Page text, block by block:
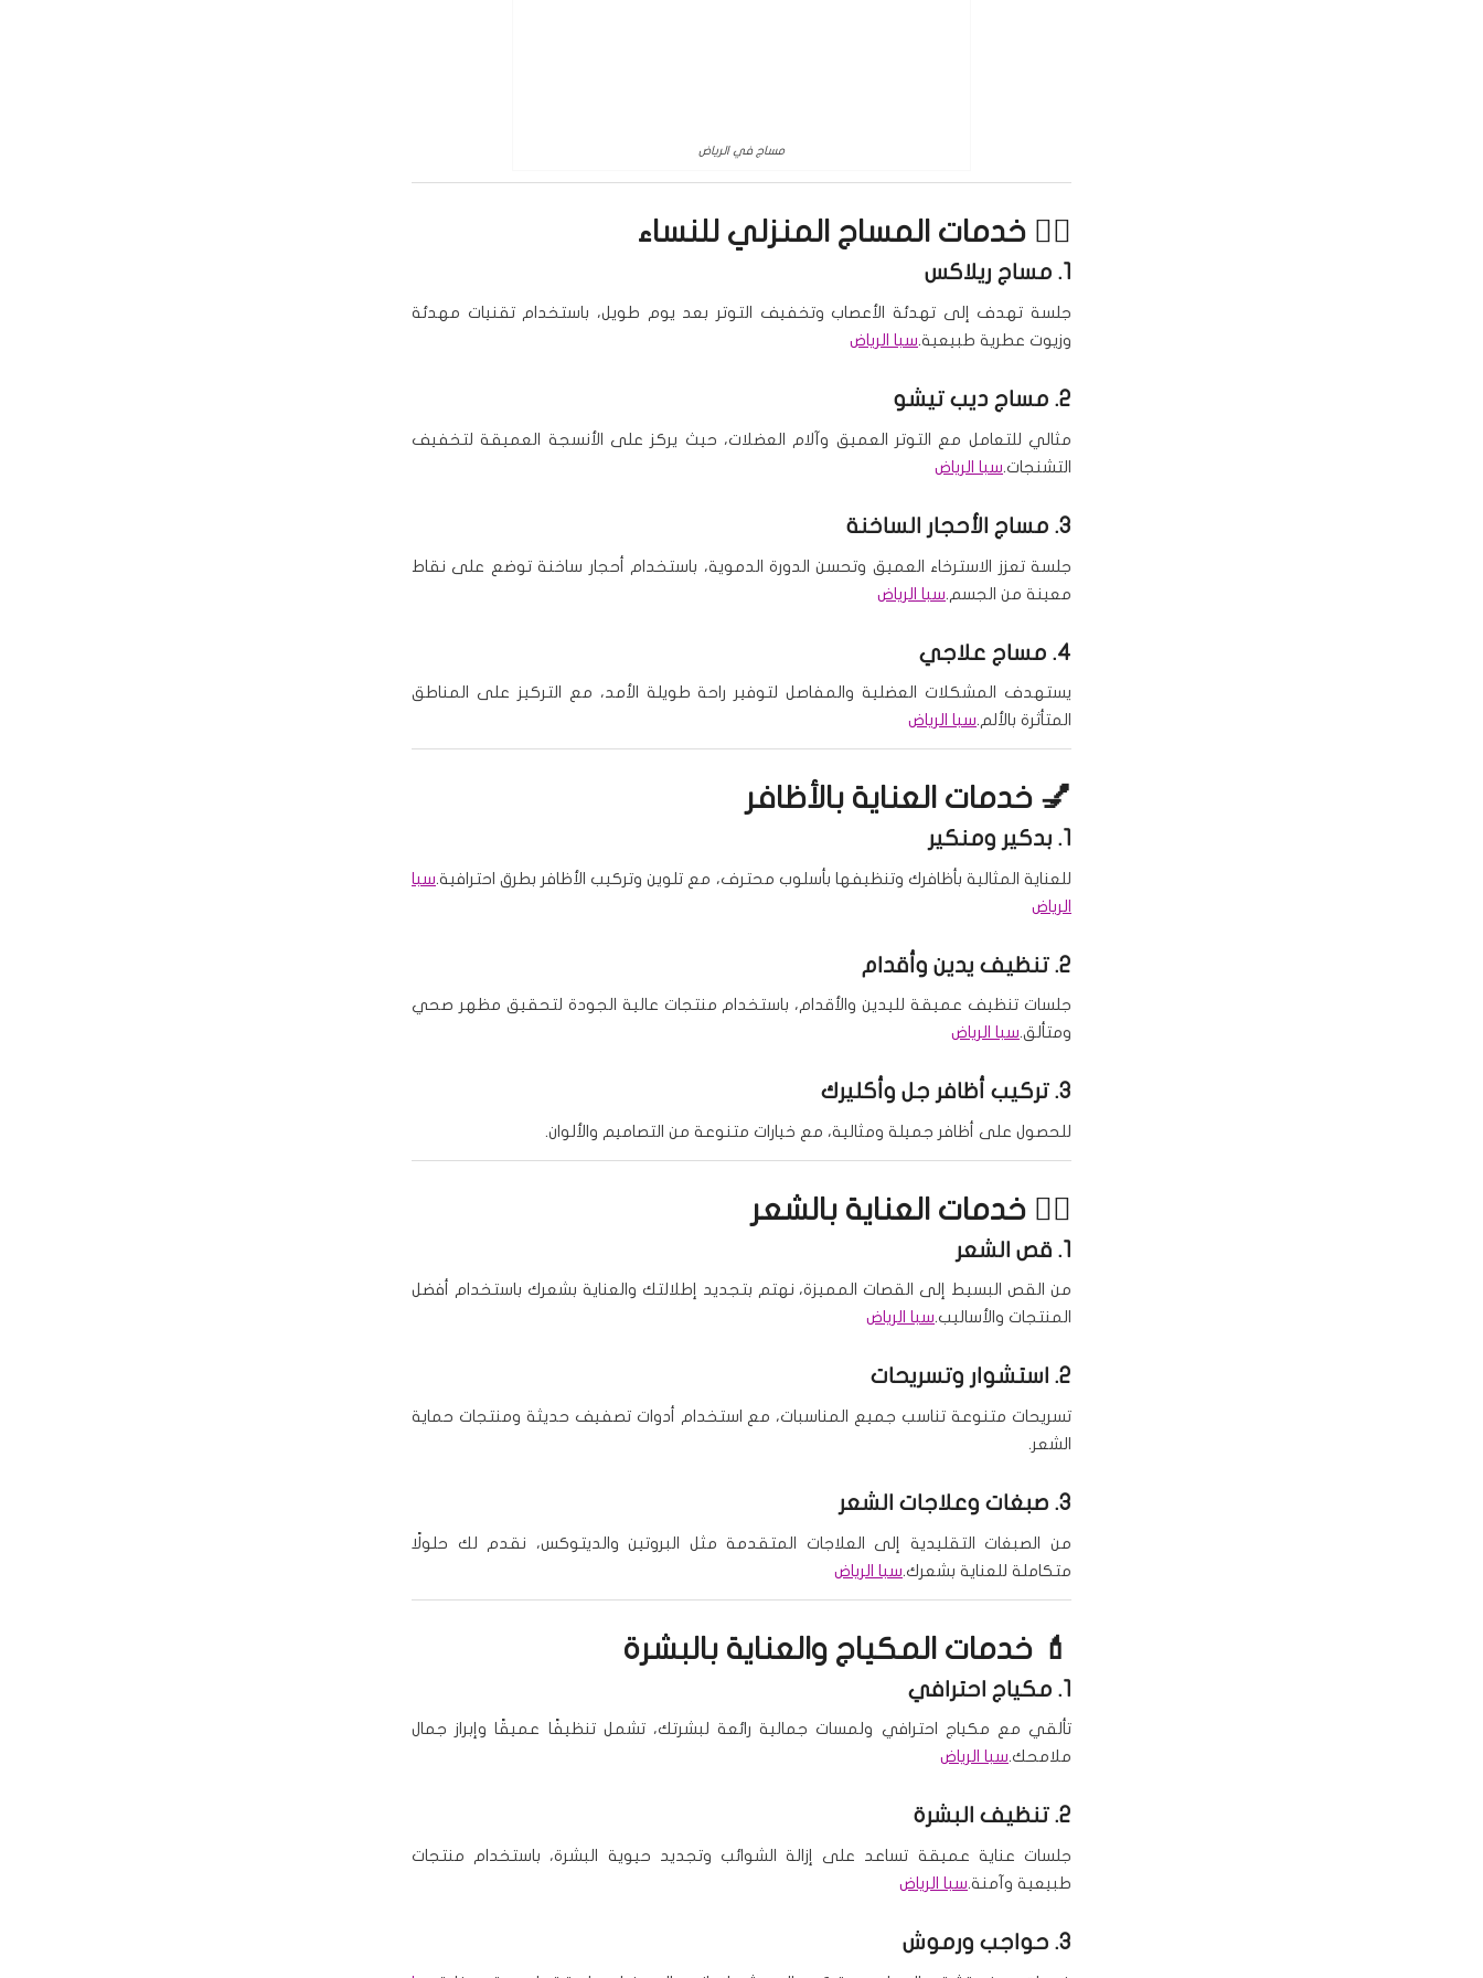
مساج في الرياض
💆‍♀️ خدمات المساج المنزلي للنساء
1. مساج ريلاكس
جلسة تهدف إلى تهدئة الأعصاب وتخفيف التوتر بعد يوم طويل، باستخدام تقنيات مهدئة
وزيوت عطرية طبيعية.سبا الرياض
2. مساج ديب تيشو
مثالي للتعامل مع التوتر العميق وآلام العضلات، حيث يركز على الأنسجة العميقة لتخفيف
التشنجات.سبا الرياض
3. مساج الأحجار الساخنة
جلسة تعزز الاسترخاء العميق وتحسن الدورة الدموية، باستخدام أحجار ساخنة توضع على نقاط
معينة من الجسم.سبا الرياض
4. مساج علاجي
يستهدف المشكلات العضلية والمفاصل لتوفير راحة طويلة الأمد، مع التركيز على المناطق
المتأثرة بالألم.سبا الرياض
💅 خدمات العناية بالأظافر
1. بدكير ومنكير
للعناية المثالية بأظافرك وتنظيفها بأسلوب محترف، مع تلوين وتركيب الأظافر بطرق احترافية.سبا
الرياض
2. تنظيف يدين وأقدام
جلسات تنظيف عميقة لليدين والأقدام، باستخدام منتجات عالية الجودة لتحقيق مظهر صحي
ومتألق.سبا الرياض
3. تركيب أظافر جل وأكليرك
للحصول على أظافر جميلة ومثالية، مع خيارات متنوعة من التصاميم والألوان.
💇‍♀️ خدمات العناية بالشعر
1. قص الشعر
من القص البسيط إلى القصات المميزة، نهتم بتجديد إطلالتك والعناية بشعرك باستخدام أفضل
المنتجات والأساليب.سبا الرياض
2. استشوار وتسريحات
تسريحات متنوعة تناسب جميع المناسبات، مع استخدام أدوات تصفيف حديثة ومنتجات حماية
الشعر.
3. صبغات وعلاجات الشعر
من الصبغات التقليدية إلى العلاجات المتقدمة مثل البروتين والديتوكس، نقدم لك حلولًا
متكاملة للعناية بشعرك.سبا الرياض
💄 خدمات المكياج والعناية بالبشرة
1. مكياج احترافي
تألقي مع مكياج احترافي ولمسات جمالية رائعة لبشرتك، تشمل تنظيفًا عميقًا وإبراز جمال
ملامحك.سبا الرياض
2. تنظيف البشرة
جلسات عناية عميقة تساعد على إزالة الشوائب وتجديد حيوية البشرة، باستخدام منتجات
طبيعية وآمنة.سبا الرياض
3. حواجب ورموش